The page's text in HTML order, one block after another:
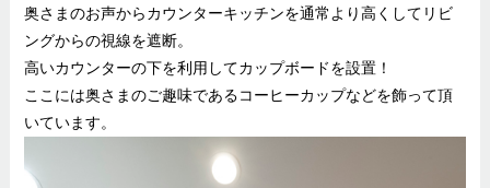
奥さまのお声からカウンターキッチンを通常より高くしてリビ
ングからの視線を遮断。
高いカウンターの下を利用してカップボードを設置！
ここには奥さまのご趣味であるコーヒーカップなどを飾って頂
いています。